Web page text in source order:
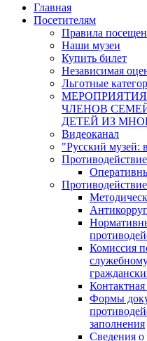
Главная
Посетителям
Правила
Наши музеи
Купить билет
Независимая
Льготные
ЧЛЕНОВ
ДЕТЕЙ ИЗ
Видеоканал
"Русский музей:
Комиссия
Формы
заполнения
Сведения о